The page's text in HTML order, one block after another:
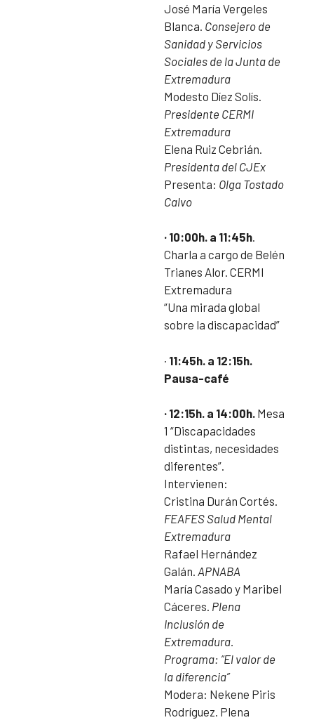
José María Vergeles
Blanca. Consejero de
Sanidad y Servicios
Sociales de la Junta de
Extremadura
Modesto Díez Solís.
Presidente CERMI
Extremadura
Elena Ruiz Cebrián.
Presidenta del CJEx
Presenta: Olga Tostado
Calvo
· 10:00h. a 11:45h.
Charla a cargo de Belén
Trianes Alor. CERMI
Extremadura
“Una mirada global
sobre la discapacidad”
· 11:45h. a 12:15h.
Pausa-café
· 12:15h. a 14:00h. Mesa
1 “Discapacidades
distintas, necesidades
diferentes”.
Intervienen:
Cristina Durán Cortés.
FEAFES Salud Mental
Extremadura
Rafael Hernández
Galán. APNABA
María Casado y Maribel
Cáceres. Plena
Inclusión de
Extremadura.
Programa: “El valor de
la diferencia”
Modera: Nekene Piris
Rodríguez. Plena